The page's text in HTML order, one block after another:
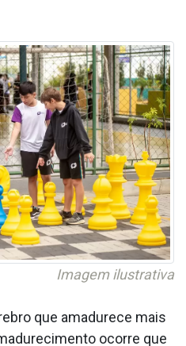
Imagem ilustrativa
que amadurece mais
ocorre que